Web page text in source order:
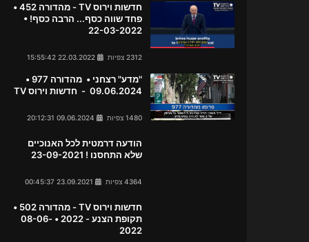
חדשות וירוס TV - מהדורה 452 •
פחד שווה כסף... הרבה כסף! •
22-03-2022
2312 צפיות
"מדע" רצחני • מהדורה 977 •
09.06.2024 - חדשות וירוס TV
1480 צפיות
הודעה דרמטית לכל האנוכיים
שלא התחסנו ! 23-09-2021
4364 צפיות
חדשות וירוס TV - מהדורה 502 •
תקופת הצנע - 2022 • 08-06-
2022